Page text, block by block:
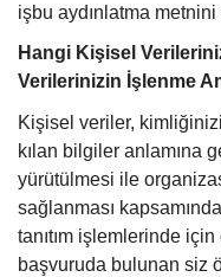
işbu aydınlatma metnini
Hangi Kişisel
Verilerinizin İşlenme
Kişisel veriler,
kılan bilgiler anlamına
yürütülmesi ile
sağlanması
tanıtım işlemlerinde
başvuruda bulunan siz